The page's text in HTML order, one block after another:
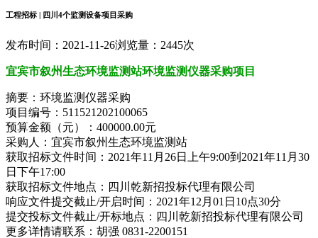
工程招标 | 四川4个监测设备项目采购
发布时间：2021-11-26浏览量：2445次
宜宾市叙州生态环境监测站环境监测仪器采购项目
摘要：环境监测仪器采购
项目编号：511521202100065
预算金额（元）：400000.00元
采购人：宜宾市叙州生态环境监测站
获取招标文件时间：2021年11月26日上午9:00到2021年11月30
日下午17:00
获取招标文件地点：四川乾新招投标代理有限公司
响应文件提交截止/开启时间：2021年12月01日10点30分
提交投标文件截止/开标地点：四川乾新招投标代理有限公司
更多详情请联系：胡强 0831-2200151